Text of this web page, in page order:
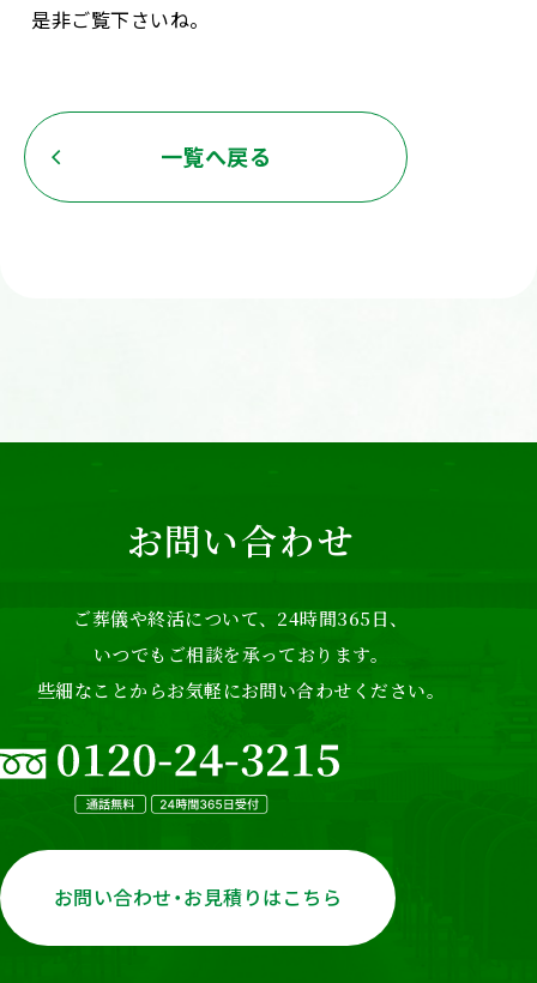
是非ご覧下さいね。
一覧へ戻る
お問い合わせ
ご葬儀や終活について、24時間365日、
いつでもご相談を承っております。
些細なことからお気軽にお問い合わせください。
お問い合わせ・お見積りはこちら